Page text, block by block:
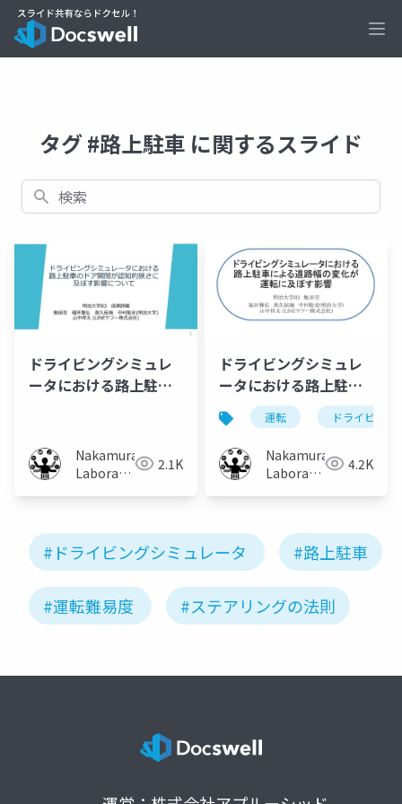
タグ #路上駐車 に関するスライド
検索
ドライビングシミュレ
ータにおける路上駐車
て
Nakamura
Laboratory
2.1K
ドライビングシミュレ
ータにおける路上駐車
による道路幅の変化が
運転に及ぼす影響
運転 ドライビング
Nakamura
Laboratory
4.2K
#ドライビングシミュレータ #路上駐車
#運転難易度 #ステアリングの法則